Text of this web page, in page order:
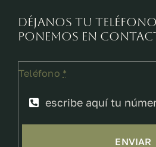
Déjanos tu
ponemos en
Teléfono *
ENVIAR